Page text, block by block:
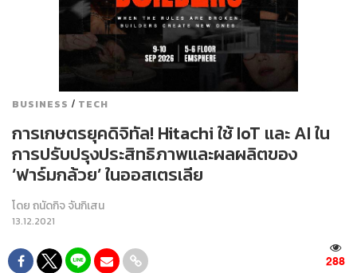
BUSINESS / TECH
การเกษตรยุคดิจิทัล! Hitachi ใช้ IoT และ AI ใน
การปรับปรุงประสิทธิภาพและผลผลิตของ
‘ฟาร์มกล้วย’ ในออสเตรเลีย
โดยถนัดกิจ จันกิเสน
13.12.2021
288